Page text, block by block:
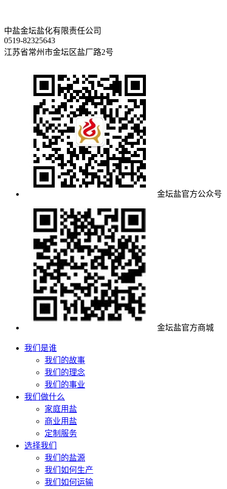
中盐金坛盐化有限责任公司
0519-82325643
江苏省常州市金坛区盐厂路2号
金坛盐官方公众号
金坛盐官方商城
我们是谁
我们的故事
我们的理念
我们的事业
我们做什么
家庭用盐
商业用盐
定制服务
选择我们
我们的盐源
我们如何生产
我们如何运输